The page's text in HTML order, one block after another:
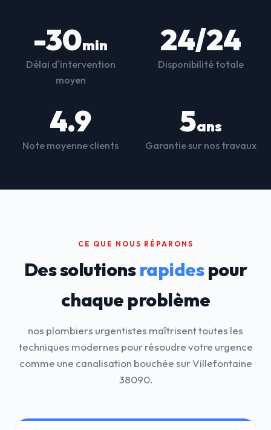
-30min
Délai d'intervention
moyen
24/24
Disponibilité totale
4.9
Note moyenne clients
5ans
Garantie sur nos travaux
CE QUE NOUS RÉPARONS
Des solutionsrapidespour
chaque problème
nos plombiers urgentistes maîtrisent toutes les
techniques modernes pour résoudre votre urgence
comme une canalisation bouchée sur Villefontaine
38090.